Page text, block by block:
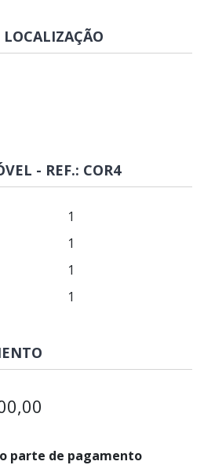
- REF.: COR4
1
1
1
1
parte de pagamento